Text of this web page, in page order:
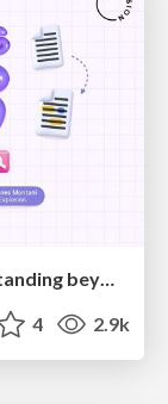
Conquering PDFs: document understanding beyond plain text
4 2.9k